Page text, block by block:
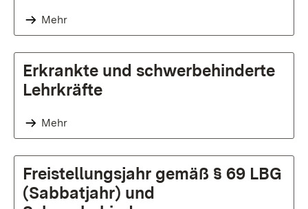
Mehr
Erkrankte und schwerbehinderte
Lehrkräfte
Mehr
Freistellungsjahr gemäß § 69 LBG
(Sabbatjahr) und